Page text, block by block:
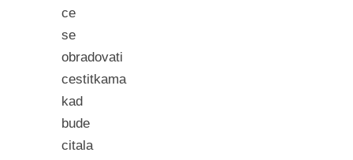
ce
se
obradovati
cestitkama
kad
bude
citala